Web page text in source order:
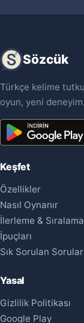
Sözcük
Türkçe kelime
oyun, yeni deneyim.
Keşfet
Özellikler
Nasıl Oynanır
İlerleme & Sıralama
İpuçları
Sık Sorulan Sorular
Yasal
Gizlilik Politikası
Google Play